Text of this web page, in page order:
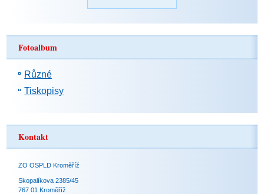
Fotoalbum
Různé
Tiskopisy
Kontakt
ZO OSPLD Kroměříž
Skopalíkova 2385/45
767 01 Kroměříž